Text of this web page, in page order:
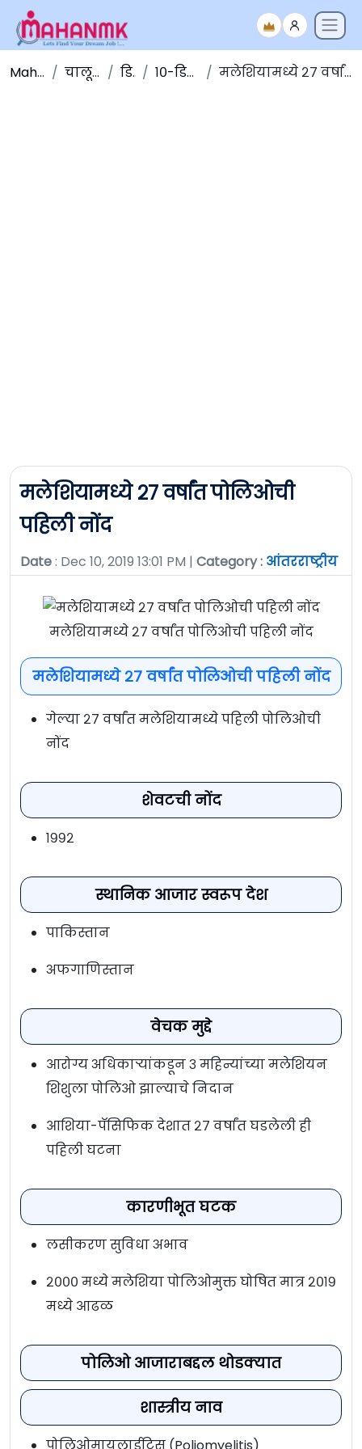
Maha NMK चालू घडामोडी डिसेंबर १०-डिसेंबर-२०१९ मलेशियामध्ये २७ वर्षांत पोलिओची पहिली नोंद
मलेशियामध्ये २७ वर्षांत पोलिओची
पहिली नोंद
Date: Dec 10, 2019 13:01 PM | Category : आंतरराष्ट्रीय
मलेशियामध्ये २७ वर्षांत पोलिओची पहिली नोंद
मलेशियामध्ये २७ वर्षांत पोलिओची पहिली नोंद
गेल्या २७ वर्षांत मलेशियामध्ये पहिली पोलिओची
नोंद
शेवटची नोंद
१९९२
स्थानिक आजार स्वरूप देश
पाकिस्तान
अफगाणिस्तान
वेचक मुद्दे
आरोग्य अधिकाऱ्यांकडून ३ महिन्यांच्या मलेशियन
शिशुला पोलिओ झाल्याचे निदान
आशिया-पॅसिफिक देशात २७ वर्षांत घडलेली ही
पहिली घटना
कारणीभूत घटक
लसीकरण सुविधा अभाव
२००० मध्ये मलेशिया पोलिओमुक्त घोषित मात्र २०१९
मध्ये आढळ
पोलिओ आजाराबद्दल थोडक्यात
शास्त्रीय नाव